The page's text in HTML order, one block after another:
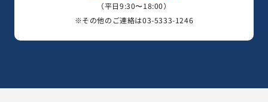
（平日9:30〜18:00）
※その他のご連絡は03-5333-1246